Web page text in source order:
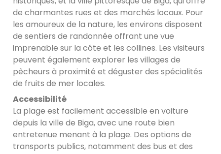
de charmantes rues et des marchés locaux. Pour
les amoureux de la nature, les environs disposent
de sentiers de randonnée offrant une vue
imprenable sur la côte et les collines. Les visiteurs
peuvent également explorer les villages de
pêcheurs à proximité et déguster des spécialités
de fruits de mer locales.
Accessibilité
La plage est facilement accessible en voiture
depuis la ville de Biga, avec une route bien
entretenue menant à la plage. Des options de
transports publics, notamment des bus et des